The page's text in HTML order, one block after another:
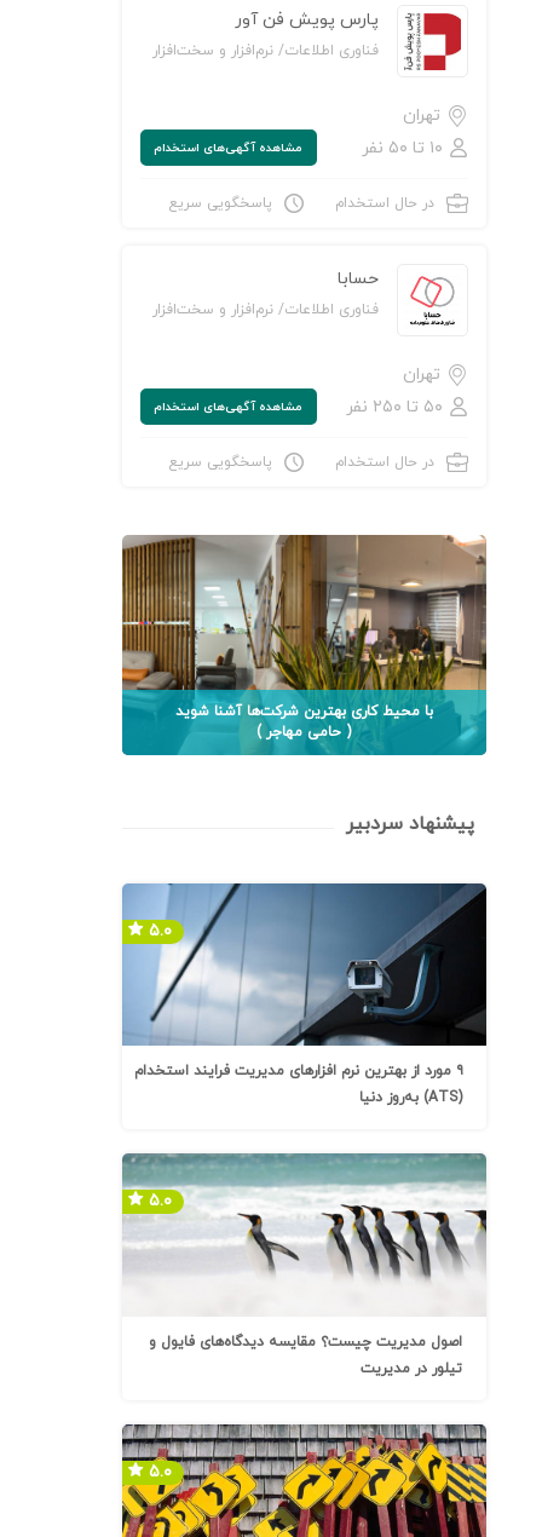
پارس پویش فن آور
فناوری اطلاعات/ نرم‌افزار و سخت‌افزار
تهران
۱۰ تا ۵۰ نفر
مشاهده‌ آگهی‌های استخدام
در حال استخدام پاسخگویی سریع
حسابا
فناوری اطلاعات/ نرم‌افزار و سخت‌افزار
تهران
۵۰ تا ۲۵۰ نفر
مشاهده‌ آگهی‌های استخدام
در حال استخدام پاسخگویی سریع
با محیط کاری بهترین شرکت‌ها آشنا شوید
( حامی مهاجر )
پیشنهاد سردبیر
۹ مورد از بهترین نرم افزارهای مدیریت فرایند استخدام
(ATS) به‌روز دنیا
۵.۰
اصول مدیریت چیست؟ مقایسه دیدگاه‌های فایول و
تیلور در مدیریت
۵.۰
۵.۰